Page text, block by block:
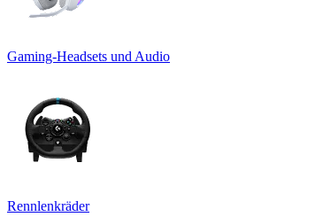
Gaming-Headsets und Audio
Rennlenkräder